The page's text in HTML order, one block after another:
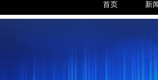
首页 新